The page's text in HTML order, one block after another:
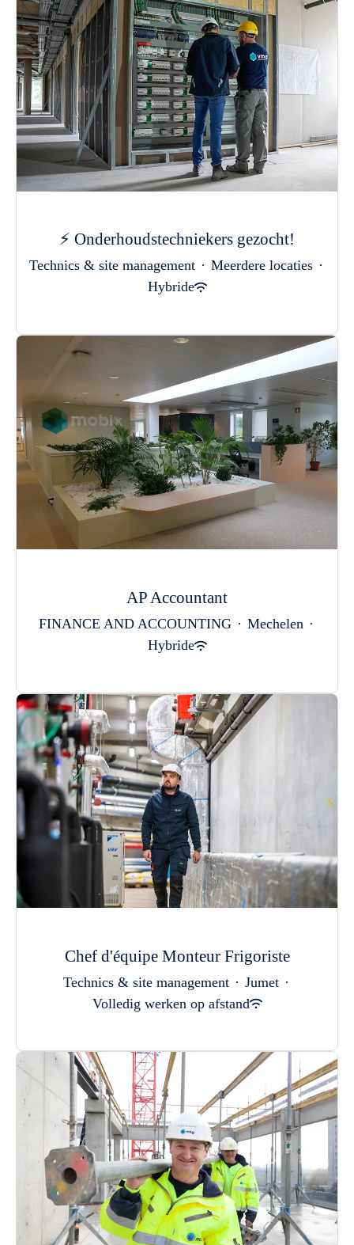
⚡ Onderhoudstechniekers gezocht!
Technics & site management · Meerdere locaties ·
Hybride
AP Accountant
FINANCE AND ACCOUNTING · Mechelen ·
Hybride
Chef d'équipe Monteur Frigoriste
Technics & site management · Jumet ·
Volledig werken op afstand